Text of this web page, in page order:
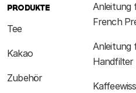
PRODUKTE
Tee
Kakao
Zubehör
Anleitung
French
Anleitung
Handfilter